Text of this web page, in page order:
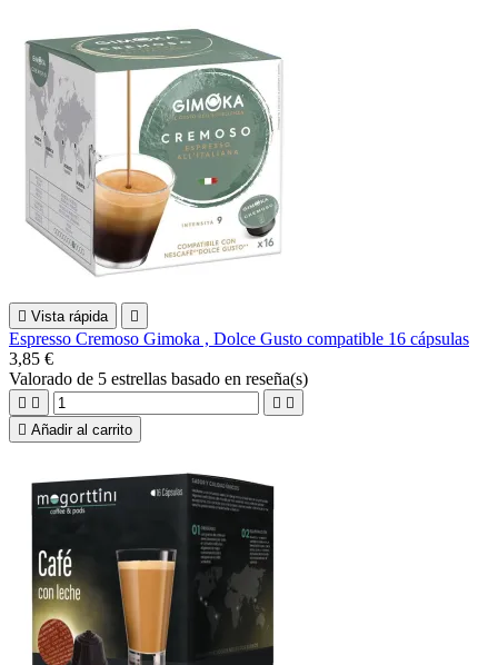
 Vista rápida 
Espresso Cremoso Gimoka , Dolce Gusto compatible 16 cápsulas
3,85 €
Valorado de 5 estrellas basado en reseña(s)
   
 Añadir al carrito